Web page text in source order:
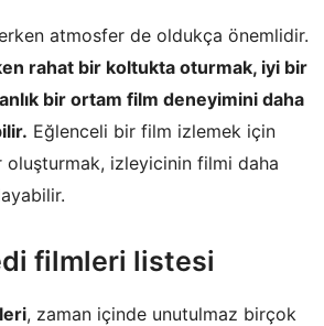
atmosfer de oldukça önemlidir.
rahat bir koltukta oturmak, iyi bir
bir ortam film deneyimini daha
Eğlenceli bir film izlemek için
izleyicinin filmi daha
filmleri listesi
, zaman içinde unutulmaz birçok